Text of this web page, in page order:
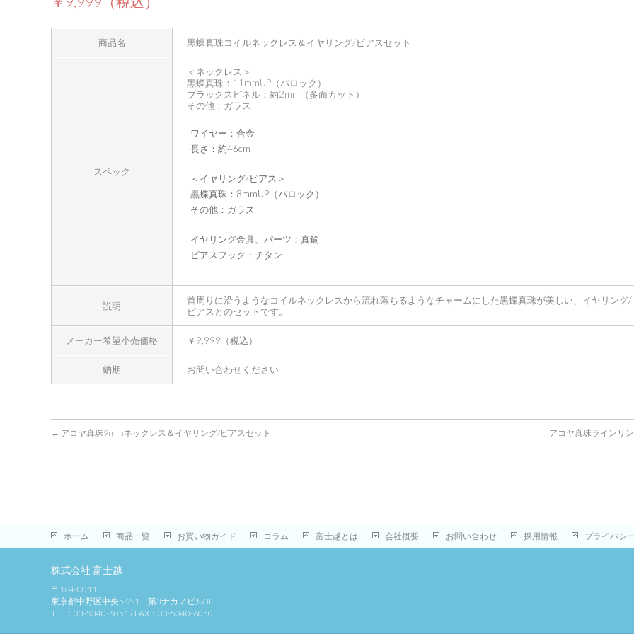
商品名 黒蝶真珠コイルネックレス＆イヤリング/ピアスセット
スペック
＜ネックレス＞
黒蝶真珠：11mmUP（バロック）
ブラックスピネル：約2mm（多面カット）
その他：ガラス
ワイヤー：合金
長さ：約46cm
＜イヤリング/ピアス＞
黒蝶真珠：8mmUP（バロック）
その他：ガラス
イヤリング金具、パーツ：真鍮
ピアスフック：チタン
説明
首周りに沿うようなコイルネックレスから流れ落ちるようなチャームにした黒蝶真珠が美しい、イヤリング/
ピアスとのセットです。
メーカー希望小売価格 ￥9,999（税込）
納期 お問い合わせください
← アコヤ真珠9mmネックレス＆イヤリング/ピアスセット アコヤ真珠ラインリ
ホーム 商品一覧 お買い物ガイド コラム 富士越とは 会社概要 お問い合わせ 採用情報 プライバシ
株式会社 富士越
〒164-0011
東京都中野区中央5-2-1 第3ナカノビル3F
TEL：03-5340-6051 / FAX：03-5340-6050